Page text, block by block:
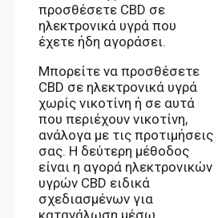
προσθέσετε CBD σε
ηλεκτρονικά υγρά που
έχετε ήδη αγοράσει.
Μπορείτε να προσθέσετε
CBD σε ηλεκτρονικά υγρά
χωρίς νικοτίνη ή σε αυτά
που περιέχουν νικοτίνη,
ανάλογα με τις προτιμήσεις
σας. Η δεύτερη μέθοδος
είναι η αγορά ηλεκτρονικών
υγρών CBD ειδικά
σχεδιασμένων για
κατανάλωση μέσω